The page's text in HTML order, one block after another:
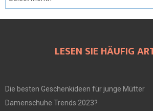
LESEN SIE HÄUFIG
Die besten Geschenkideen für junge Mütter
Damenschuhe Trends 2023?